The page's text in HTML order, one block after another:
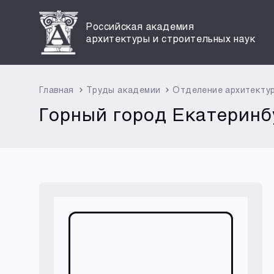
Российская академия
архитектуры и строительных наук
Главная Труды академии Отделение
Горный город